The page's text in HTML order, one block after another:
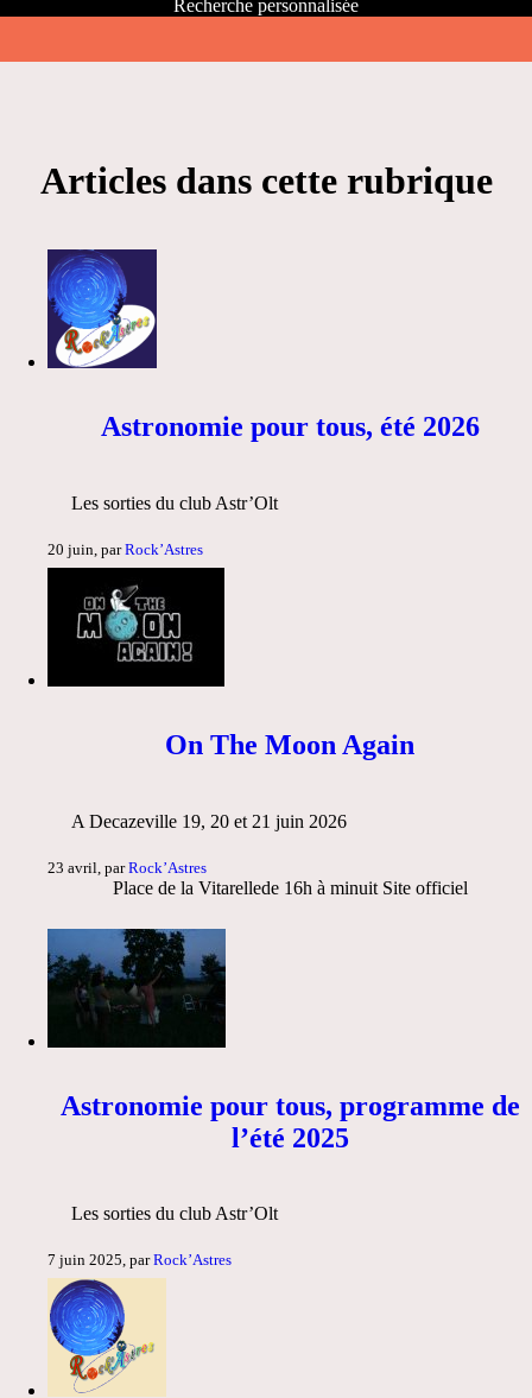
Recherche personnalisée
Articles dans cette rubrique
Astronomie pour tous, été 2026
Les sorties du club Astr’Olt
20 juin, parRock’Astres
On The Moon Again
A Decazeville 19, 20 et 21 juin 2026
23 avril, parRock’Astres
Place de la Vitarellede 16h à minuit Site officiel
Astronomie pour tous, programme de
l’été 2025
Les sorties du club Astr’Olt
7 juin 2025, parRock’Astres